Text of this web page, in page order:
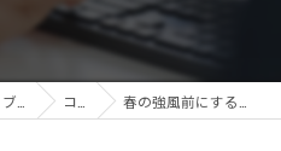
ブログ コラム 春の強風前にする屋根点検法詳細解説